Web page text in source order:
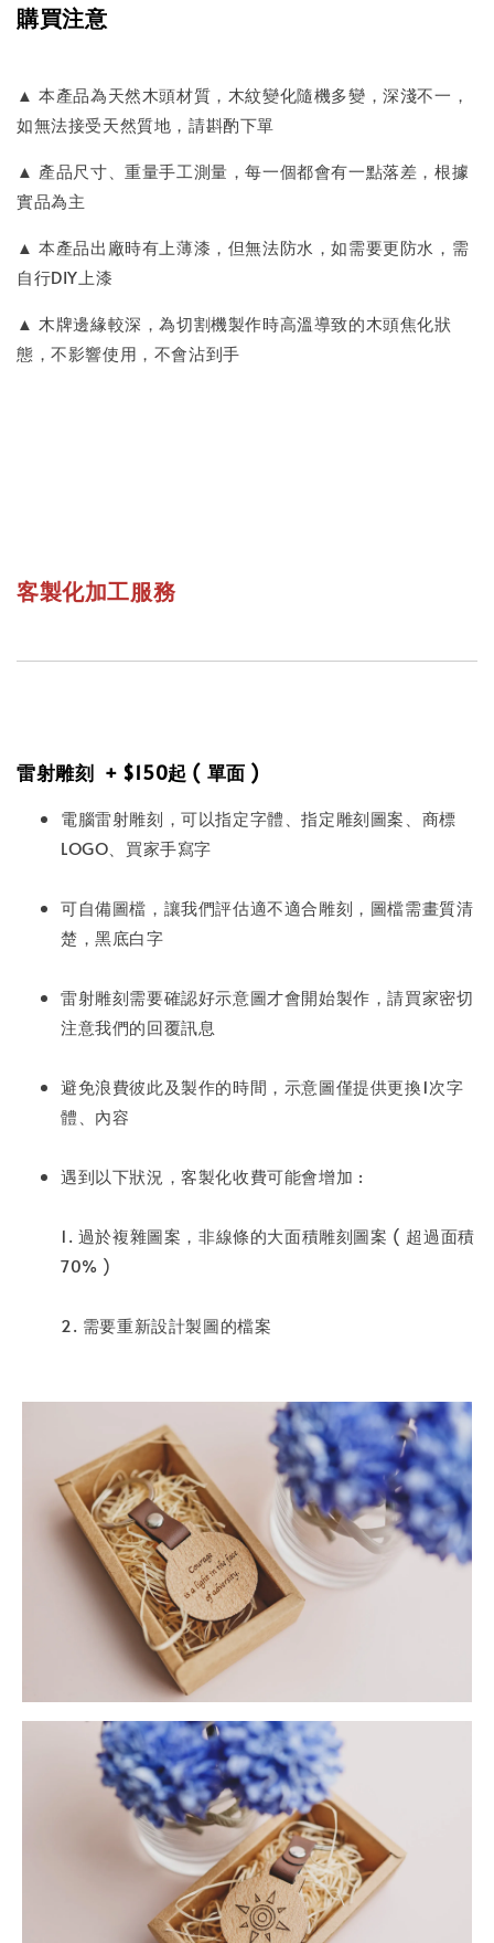
購買注意
▲ 本產品為天然木頭材質，木紋變化隨機多變，深淺不一，
如無法接受天然質地，請斟酌下單
▲ 產品尺寸、重量手工測量，每一個都會有一點落差，根據
實品為主
▲ 本產品出廠時有上薄漆，但無法防水，如需要更防水，需
自行DIY上漆
▲ 木牌邊緣較深，為切割機製作時高溫導致的木頭焦化狀
態，不影響使用，不會沾到手
客製化加工服務
雷射雕刻 + $150起 ( 單面 )
電腦雷射雕刻，可以指定字體、指定雕刻圖案、商標
LOGO、買家手寫字
可自備圖檔，讓我們評估適不適合雕刻，圖檔需畫質清
楚，黑底白字
雷射雕刻需要確認好示意圖才會開始製作，請買家密切
注意我們的回覆訊息
避免浪費彼此及製作的時間，示意圖僅提供更換1次字
體、內容
遇到以下狀況，客製化收費可能會增加 :
1. 過於複雜圖案，非線條的大面積雕刻圖案 ( 超過面積
70% )
2. 需要重新設計製圖的檔案